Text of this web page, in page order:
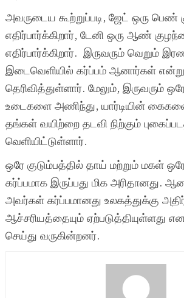
அவருடைய கூற்றுப்படி, ஜேட் ஒரு
எதிர்பார்க்கிறார், டேனி ஒரு ஆண்
எதிர்பார்க்கிறார். இருவரும் வெறும்
இடைவெளியில் கர்ப்பம் ஆனார்கள் என்று
தெரிவித்துள்ளார். மேலும், இருவரும்
உடைகளை அணிந்து, யார்டியின் கைகளை
தங்கள் வயிற்றை தடவி நிற்கும்
வெளியிட்டுள்ளார்.
ஒரே குடும்பத்தில் தாய் மற்றும் மகள்
கர்ப்பமாக இருப்பது மிக அரிதானது.
அவர்கள் கர்ப்பமானது உலகத்துக்கு
ஆச்சரியத்தையும் ஏற்படுத்தியுள்ளது
செய்து வருகின்றனர்.